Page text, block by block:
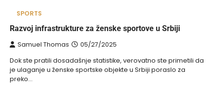
SPORTS
Razvoj infrastrukture za ženske sportove u Srbiji
Samuel Thomas 05/27/2025
Dok ste pratili dosadašnje statistike, verovatno ste primetili da
je ulaganje u ženske sportske objekte u Srbiji poraslo za
preko…